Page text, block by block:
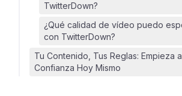
TwitterDown?
¿Qué calidad de vídeo puedo
con TwitterDown?
Tu Contenido, Tus Reglas: Empieza
Confianza Hoy Mismo